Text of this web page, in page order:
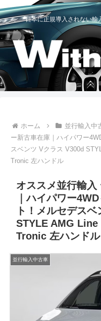
日本に正規導入されない輸
ホーム 並行輸入中
ー新古車在庫｜ハイパワー
スベンツ Vクラス V300d
Tronic 左ハンドル
オススメ並行輸
｜ハイパワー
ト！メルセデス
STYLE AMG
Tronic 左ハンドル
並行輸入中古車